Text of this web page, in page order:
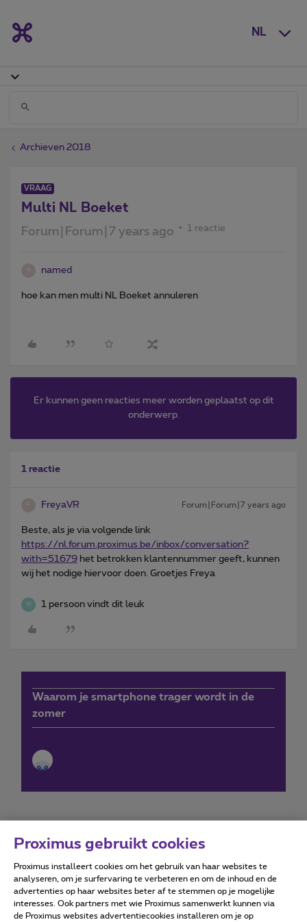
NL
Archieven 2018
VRAAG
Multi NL Boeket
Forum|Forum|7 years ago 1 reactie
named
hoe kan men multi NL Boeket annuleren
Er kunnen geen reacties meer worden geplaatst op dit
onderwerp.
1 reactie
FreyaVR Forum|Forum|7 years ago
Beste, als je via volgende link
https://nl.forum.proximus.be/inbox/conversation?
with=51679 het betrokken klantennummer geeft, kunnen
wij het nodige hiervoor doen. Groetjes Freya
W 1 persoon vindt dit leuk
Waarom je smartphone trager wordt in de
zomer
Forumvoorwaarden Accessibility statement
Proximus gebruikt cookies
Proximus installeert cookies om het gebruik van haar websites te
analyseren, om je surfervaring te verbeteren en om de inhoud en de
advertenties op haar websites beter af te stemmen op je mogelijke
interesses. Ook partners met wie Proximus samenwerkt kunnen via
de Proximus websites advertentiecookies installeren om je op